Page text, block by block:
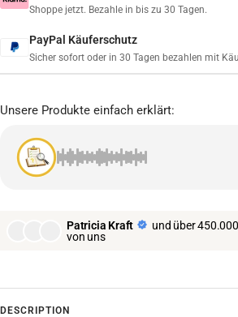
Shoppe jetzt. Bezahle in bis zu 30 Tagen.
PayPal Käuferschutz
Sicher sofort oder in 30 Tagen bezahlen mit
Unsere Produkte einfach erklärt:
Patricia Kraft
und über
von uns
DESCRIPTION